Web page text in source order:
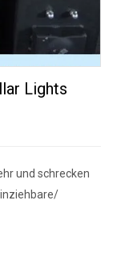
Lights
und schrecken